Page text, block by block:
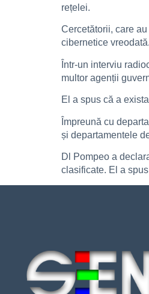
rețelei.
Cercetătorii, care
cibernetice vreodată.
Într-un interviu
multor agenții
El a spus că a
Împreună cu
și departamentele
Dl Pompeo a
clasificate. El a